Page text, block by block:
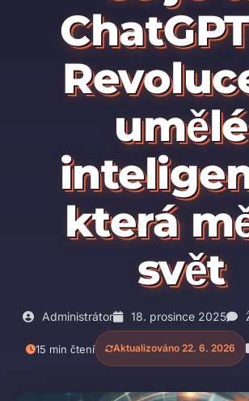
umělé
která
svět
Administrátor 18. prosince 2025
15 min čtení Aktualizováno 22. 6. 2026